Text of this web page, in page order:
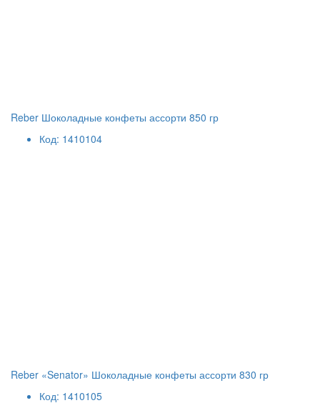
Reber Шоколадные конфеты ассорти 850 гр
Код: 1410104
Reber «Senator» Шоколадные конфеты ассорти 830 гр
Код: 1410105